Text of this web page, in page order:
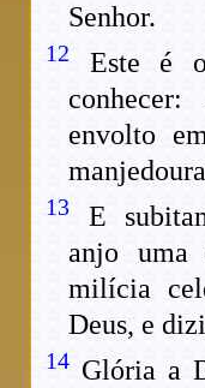
Senhor.
12
Este é
envolto
13 E
anjo uma
milícia
Deus, e
14 Glória a